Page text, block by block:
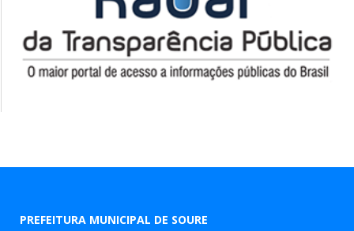
PREFEITURA MUNICIPAL DE SOURE